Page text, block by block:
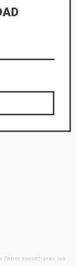
Petrer encontraras los